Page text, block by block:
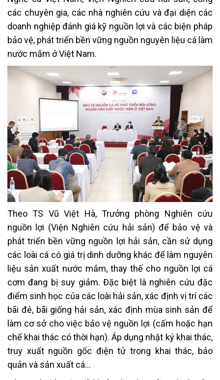
các chuyên gia, các nhà nghiên cứu và đại diện các
doanh nghiệp đánh giá kỹ nguồn lợi và các biện pháp
bảo vệ, phát triển bền vững nguồn nguyên liệu cá làm
nước mắm ở Việt Nam.
Theo TS Vũ Việt Hà, Trưởng phòng Nghiên cứu
nguồn lợi (Viện Nghiên cứu hải sản) để bảo vệ và
phát triển bền vững nguồn lợi hải sản, cần sử dụng
các loài cá có giá trị dinh dưỡng khác để làm nguyên
liệu sản xuất nước mắm, thay thế cho nguồn lợi cá
cơm đang bị suy giảm. Đặc biệt là nghiên cứu đặc
điểm sinh học của các loài hải sản, xác định vị trí các
bãi đẻ, bãi giống hải sản, xác định mùa sinh sản để
làm cơ sở cho việc bảo vệ nguồn lợi (cấm hoặc hạn
chế khai thác có thời hạn). Áp dụng nhật ký khai thác,
truy xuất nguồn gốc điện tử trong khai thác, bảo
quản và sản xuất cá…